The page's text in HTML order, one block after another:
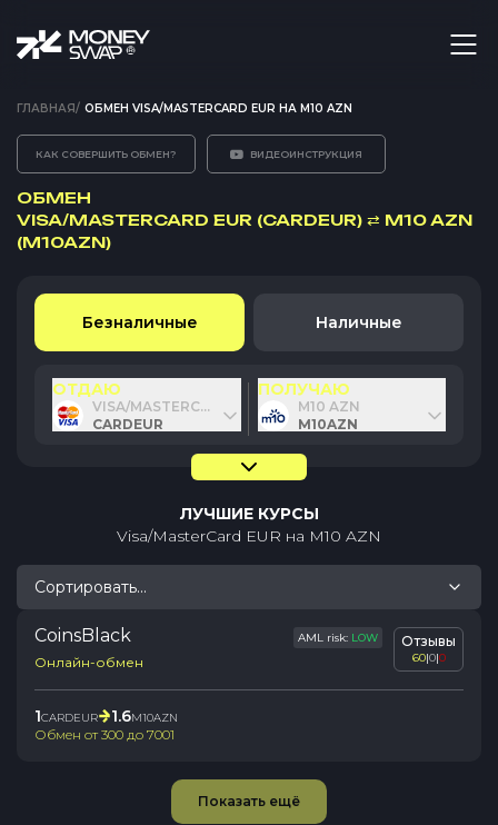
ГЛАВНАЯ/ ОБМЕН VISA/MASTERCARD EUR НА M10 AZN
КАК СОВЕРШИТЬ ОБМЕН? ВИДЕОИНСТРУКЦИЯ
ОБМЕН
VISA/MASTERCARD EUR (CARDEUR) ⇄ M10 AZN
(M10AZN)
Безналичные Наличные
ОТДАЮ
VISA/MASTERCARD EUR
CARDEUR
ПОЛУЧАЮ
M10 AZN
M10AZN
ЛУЧШИЕ КУРСЫ
Visa/MasterCard EUR на M10 AZN
Сортировать...
CoinsBlack AML risk: LOW
Онлайн-обмен
Отзывы
60|0|0
1CARDEUR 1.6M10AZN
Обмен от300 до 7001
Показать ещё